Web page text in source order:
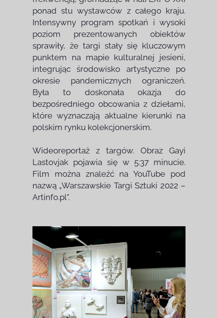
ponad stu wystawców z całego kraju.
Intensywny program spotkań i wysoki
poziom prezentowanych obiektów
sprawiły, że targi stały się kluczowym
punktem na mapie kulturalnej jesieni,
integrując środowisko artystyczne po
okresie pandemicznych ograniczeń.
Była to doskonała okazja do
bezpośredniego obcowania z dziełami,
które wyznaczają aktualne kierunki na
polskim rynku kolekcjonerskim.
Wideoreportaż z targów. Obraz Gayi
Lastovjak pojawia się w 5:37 minucie.
Film można znaleźć na YouTube pod
nazwą „Warszawskie Targi Sztuki 2022 –
Artinfo.pl".